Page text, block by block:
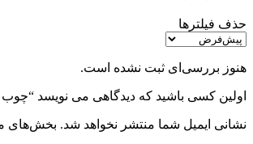
حذف فیلترها
هنوز بررسی‌ای ثبت نشده است.
اولین کسی باشید که دیدگاهی می نویسد
نشانی ایمیل شما منتشر نخواهد شد. بخش‌های